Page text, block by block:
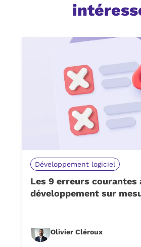
Développement logiciel
Les 9 erreurs courantes
développement sur
Olivier Cléroux